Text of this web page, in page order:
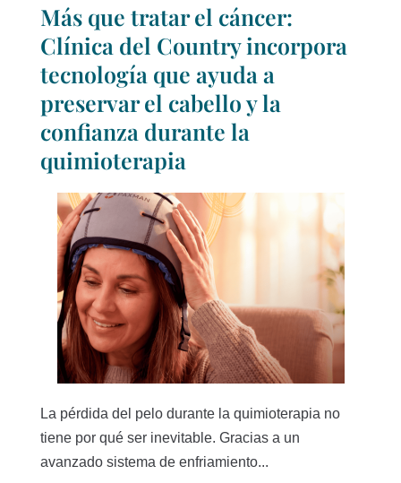
Más que tratar el cáncer:
Clínica del Country incorpora
tecnología que ayuda a
preservar el cabello y la
confianza durante la
quimioterapia
La pérdida del pelo durante la quimioterapia no
tiene por qué ser inevitable. Gracias a un
avanzado sistema de enfriamiento...